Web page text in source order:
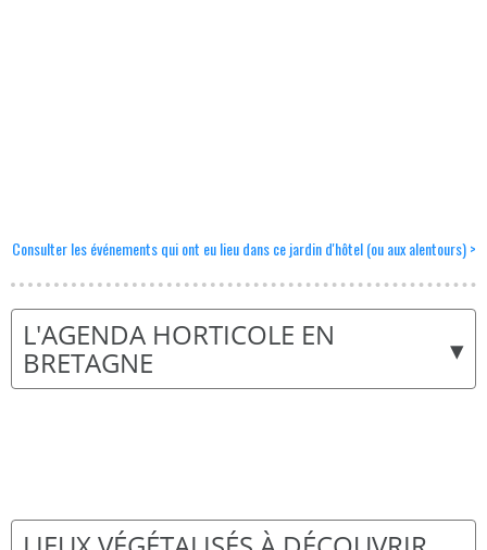
Consulter les événements qui ont eu lieu dans ce jardin d'hôtel (ou aux alentours) >
▾
L'AGENDA HORTICOLE EN
BRETAGNE